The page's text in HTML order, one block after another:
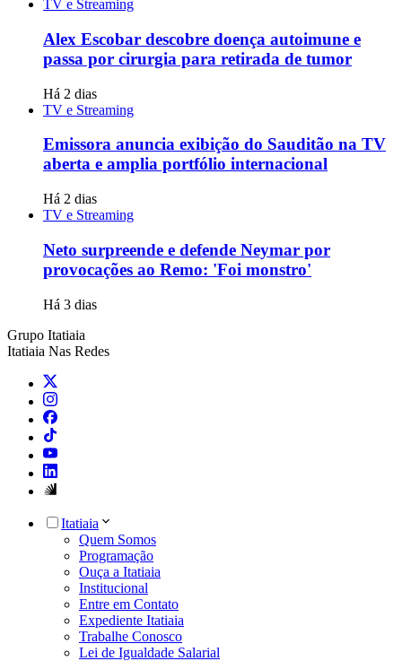
TV e Streaming
Alex Escobar descobre doença autoimune e
passa por cirurgia para retirada de tumor
Há 2 dias
TV e Streaming
Emissora anuncia exibição do Sauditão na TV
aberta e amplia portfólio internacional
Há 2 dias
TV e Streaming
Neto surpreende e defende Neymar por
provocações ao Remo: 'Foi monstro'
Há 3 dias
Grupo Itatiaia
Itatiaia Nas Redes
Itatiaia
Quem Somos
Programação
Ouça a Itatiaia
Institucional
Entre em Contato
Expediente Itatiaia
Trabalhe Conosco
Lei de Igualdade Salarial